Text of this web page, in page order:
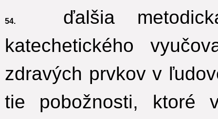
54.
ďalšia
katechetického
zdravých prvkov v
tie pobožnosti, ktoré